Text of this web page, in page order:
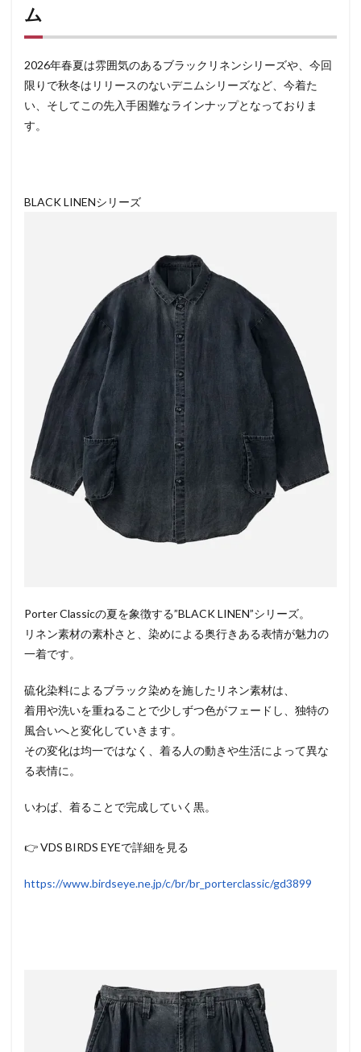
ム
2026年春夏は雰囲気のあるブラックリネンシリーズや、今回
限りで秋冬はリリースのないデニムシリーズなど、今着た
い、そしてこの先入手困難なラインナップとなっておりま
す。
BLACK LINENシリーズ
Porter Classicの夏を象徴する”BLACK LINEN”シリーズ。
リネン素材の素朴さと、染めによる奥行きある表情が魅力の
一着です。
硫化染料によるブラック染めを施したリネン素材は、
着用や洗いを重ねることで少しずつ色がフェードし、独特の
風合いへと変化していきます。
その変化は均一ではなく、着る人の動きや生活によって異な
る表情に。
いわば、着ることで完成していく黒。
👉 VDS BIRDS EYEで詳細を見る
https://www.birdseye.ne.jp/c/br/br_porterclassic/gd3899